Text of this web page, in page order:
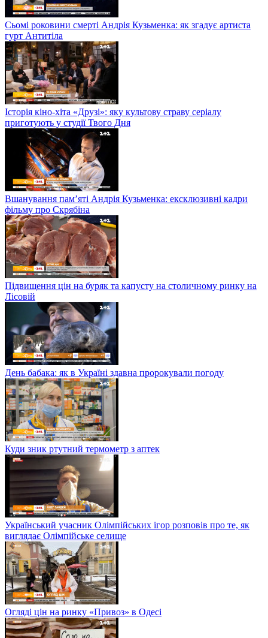
Сьомі роковини смерті Андрія Кузьменка: як згадує артиста
гурт Антитіла
Історія кіно-хіта «Друзі»: яку культову страву серіалу
приготують у студії Твого Дня
Вшанування пам’яті Андрія Кузьменка: ексклюзивні кадри
фільму про Скрябіна
Підвищення цін на буряк та капусту на столичному ринку на
Лісовій
День бабака: як в Україні здавна пророкували погоду
Куди зник ртутний термометр з аптек
Український учасник Олімпійських ігор розповів про те, як
виглядає Олімпійське селище
Огляді цін на ринку «Привоз» в Одесі